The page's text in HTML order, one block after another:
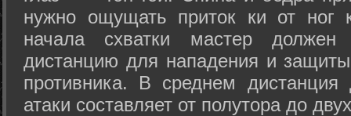
нужно ощущать приток ки от
начала схватки мастер должен
дистанцию для нападения и
противника. В среднем
атаки составляет от полутора до